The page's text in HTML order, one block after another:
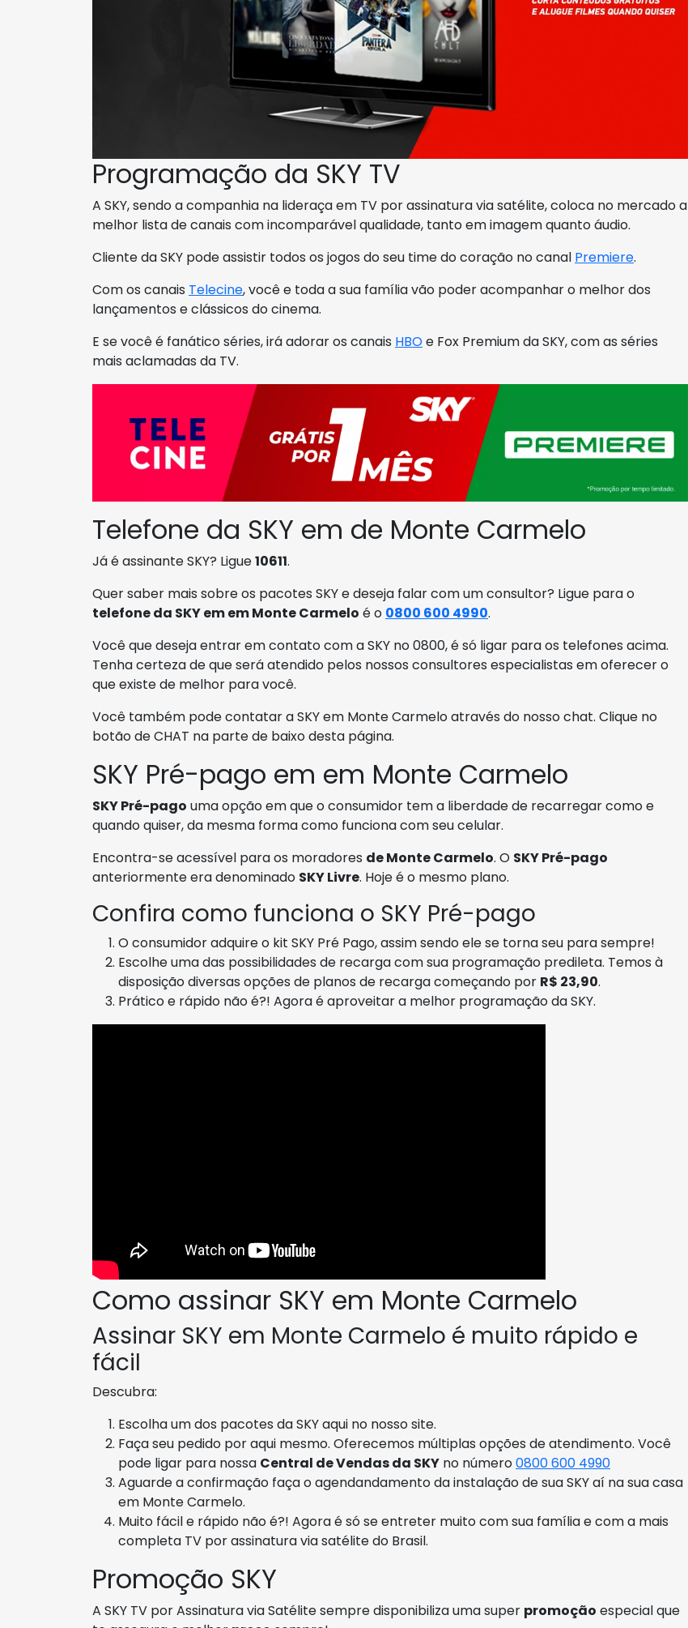
Programação da SKY TV
A SKY, sendo a companhia na lideraça em TV por assinatura via satélite, coloca no mercado a
melhor lista de canais com incomparável qualidade, tanto em imagem quanto áudio.
Cliente da SKY pode assistir todos os jogos do seu time do coração no canal Premiere.
Com os canais Telecine, você e toda a sua família vão poder acompanhar o melhor dos
lançamentos e clássicos do cinema.
E se você é fanático séries, irá adorar os canais HBOe Fox Premium da SKY, com as séries
mais aclamadas da TV.
Telefone da SKY em de Monte Carmelo
Já é assinante SKY? Ligue10611.
Quer saber mais sobre os pacotes SKY e deseja falar com um consultor? Ligue para o
telefone da SKY em em Monte Carmelo é o 0800 600 4990.
Você que deseja entrar em contato com a SKY no 0800, é só ligar para os telefones acima.
Tenha certeza de que será atendido pelos nossos consultores especialistas em oferecer o
que existe de melhor para você.
Você também pode contatar a SKY em Monte Carmelo através do nosso chat. Clique no
botão de CHAT na parte de baixo desta página.
SKY Pré-pago em em Monte Carmelo
SKY Pré-pago uma opção em que o consumidor tem a liberdade de recarregar como e
quando quiser, da mesma forma como funciona com seu celular.
Encontra-se acessível para os moradores de Monte Carmelo. O SKY Pré-pago
anteriormente era denominado SKY Livre. Hoje é o mesmo plano.
Confira como funciona o SKY Pré-pago
O consumidor adquire o kit SKY Pré Pago, assim sendo ele se torna seu para sempre!
Escolhe uma das possibilidades de recarga com sua programação predileta. Temos à
disposição diversas opções de planos de recarga começando por R$ 23,90.
Prático e rápido não é?! Agora é aproveitar a melhor programação da SKY.
Como assinar SKY em Monte Carmelo
Assinar SKY em Monte Carmelo é muito rápido e
fácil
Descubra:
Escolha um dos pacotes da SKY aqui no nosso site.
Faça seu pedido por aqui mesmo. Oferecemos múltiplas opções de atendimento. Você
pode ligar para nossa Central de Vendas da SKY no número0800 600 4990
Aguarde a confirmação faça o agendandamento da instalação de sua SKY aí na sua casa
em Monte Carmelo.
Muito fácil e rápido não é?! Agora é só se entreter muito com sua família e com a mais
completa TV por assinatura via satélite do Brasil.
Promoção SKY
A SKY TV por Assinatura via Satélite sempre disponibiliza uma super promoção especial que